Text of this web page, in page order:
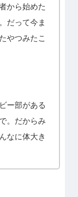
から始めた
だって今ま
やつみたこ
ー部がある
。だからみ
なに体大き